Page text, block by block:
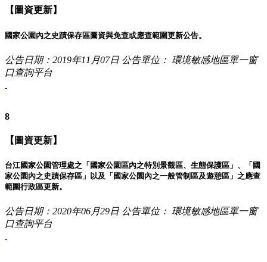
【圖資更新】
國家公園內之史蹟保存區圖資與免查或應查範圍更新公告。
公告日期：2019年11月07日 公告單位： 環境敏感地區單一窗
口查詢平台
8
【圖資更新】
台江國家公園管理處之「國家公園區內之特別景觀區、生態保護區」、「國
家公園內之史蹟保存區」以及「國家公園內之一般管制區及遊憩區」之應查
範圍行政區更新。
公告日期：2020年06月29日 公告單位： 環境敏感地區單一窗
口查詢平台